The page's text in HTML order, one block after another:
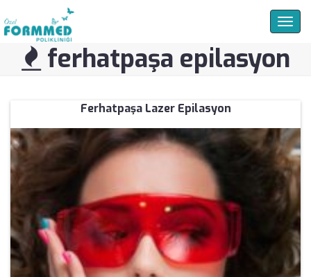
ferhatpaşa epilasyon
Ferhatpaşa Lazer Epilasyon